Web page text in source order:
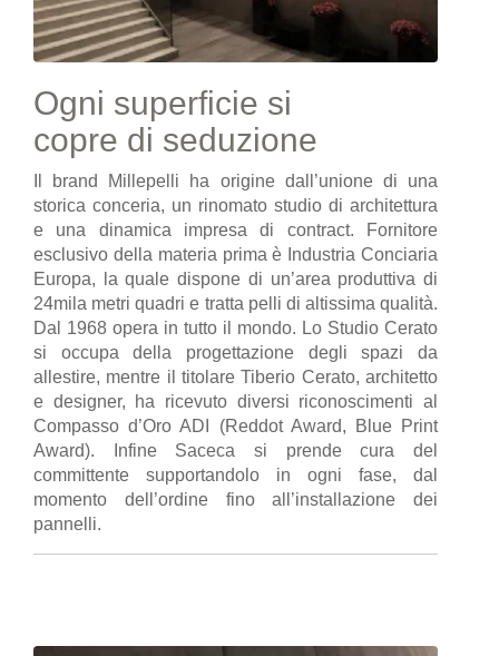
Ogni superficie si
copre di seduzione
Il brand Millepelli ha origine dall’unione di una
storica conceria, un rinomato studio di architettura
e una dinamica impresa di contract. Fornitore
esclusivo della materia prima è Industria Conciaria
Europa, la quale dispone di un’area produttiva di
24mila metri quadri e tratta pelli di altissima qualità.
Dal 1968 opera in tutto il mondo. Lo Studio Cerato
si occupa della progettazione degli spazi da
allestire, mentre il titolare Tiberio Cerato, architetto
e designer, ha ricevuto diversi riconoscimenti al
Compasso d’Oro ADI (Reddot Award, Blue Print
Award). Infine Saceca si prende cura del
committente supportandolo in ogni fase, dal
momento dell’ordine fino all’installazione dei
pannelli.